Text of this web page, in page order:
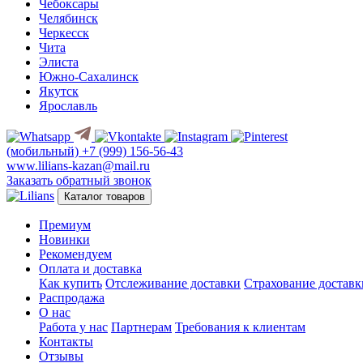
Чебоксары
Челябинск
Черкесск
Чита
Элиста
Южно-Сахалинск
Якутск
Ярославль
(мобильный) +7 (999) 156-56-43
www.lilians-kazan@mail.ru
Заказать обратный звонок
Каталог товаров
Премиум
Новинки
Рекомендуем
Оплата и доставка
Как купить Отслеживание доставки Страхование
Распродажа
О нас
Работа у нас Партнерам Требования к клиентам
Контакты
Отзывы